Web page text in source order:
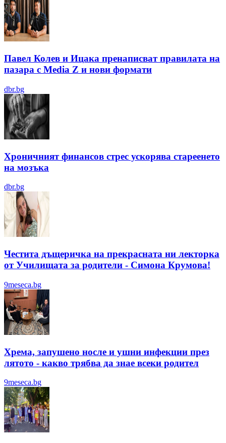
Павел Колев и Ицака пренаписват правилата на
пазара с Media Z и нови формати
dbr.bg
Хроничният финансов стрес ускорява стареенето
на мозъка
dbr.bg
Честита дъщеричка на прекрасната ни лекторка
от Училищата за родители - Симона Крумова!
9meseca.bg
Хрема, запушено носле и ушни инфекции през
лятотo - какво трябва да знае всеки родител
9meseca.bg